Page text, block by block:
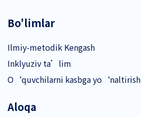
Bo'limlar
Ilmiy-metodik Kengash
Inklyuziv ta’lim
O‘quvchilarni kasbga yo‘naltirish
Aloqa